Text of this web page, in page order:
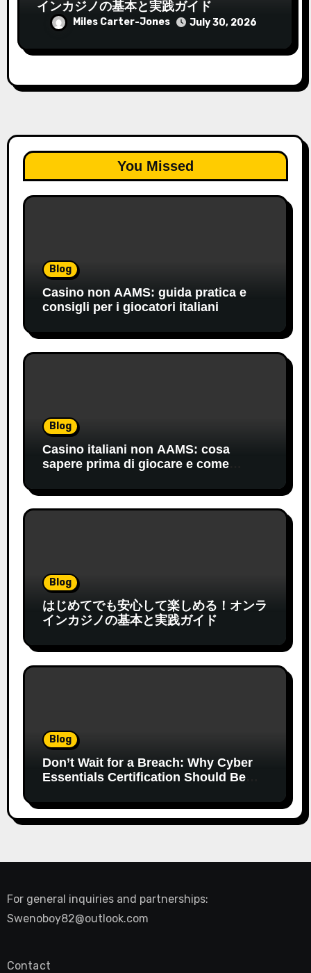
インカジノの基本と実践ガイド
Miles Carter-Jones July 30, 2026
You Missed
Blog
Casino non AAMS: guida pratica e
consigli per i giocatori italiani
Blog
Casino italiani non AAMS: cosa
sapere prima di giocare e come
Blog
はじめてでも安心して楽しめる！オンラ
インカジノの基本と実践ガイド
Blog
Don’t Wait for a Breach: Why Cyber
Essentials Certification Should Be
For general inquiries and partnerships:
Swenoboy82@outlook.com
Contact